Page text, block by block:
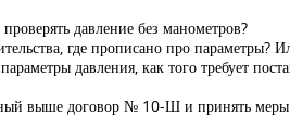
давление без манометров?
где прописано про параметры?
давления, как того требует
выше договор № 10-Ш и принять